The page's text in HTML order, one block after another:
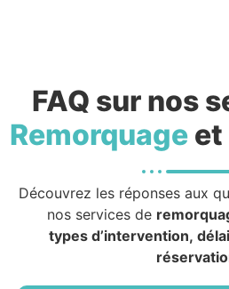
FAQ sur nos
Remorquageet
Découvrez les réponses aux
nos services de
types d’intervention,